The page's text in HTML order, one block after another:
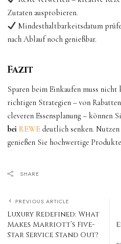
Zutaten ausprobieren.
Mindesthaltbarkeitsdatum
nach Ablauf noch genießbar.
Fazit
Sparen beim Einkaufen muss
richtigen Strategien – von
cleveren Essensplanung – können
bei REWE deutlich senken.
genießen Sie hochwertige
SHARE
PREVIOUS ARTICLE
Luxury Redefined: What
Makes Marriott’s Five-
Star Service Stand Out?